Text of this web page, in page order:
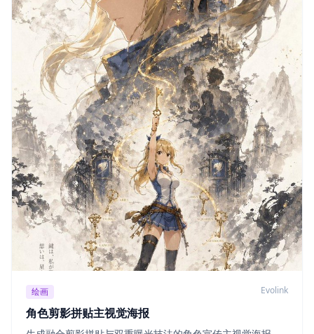
绘画 Evolink
角色剪影拼贴主视觉海报